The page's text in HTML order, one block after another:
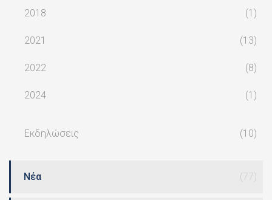
2018 (1)
2021 (13)
2022 (8)
2024 (1)
Εκδηλώσεις (10)
Νέα (77)